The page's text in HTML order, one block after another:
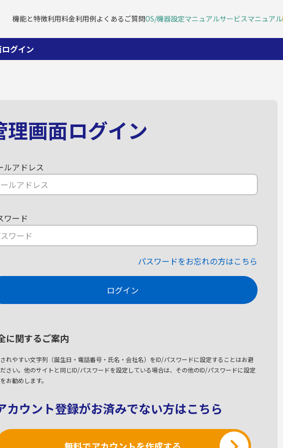
機能と特徴利用料金利用例よくあるご質問OS/機器設定マニュアルサービスマニュアル
グイン
理画面ログイン
ルアドレス
ワード
パスワードをお忘れの方はこちら
に関するご案内
れやすい文字列（誕生日・電話番号・氏名・会社名）をID/パスワードに設定することはお避
さい。他のサイトと同じID/パスワードを設定している場合は、その他のID/パスワードに設定
お勧めします。
カウント登録がお済みでない方はこちら